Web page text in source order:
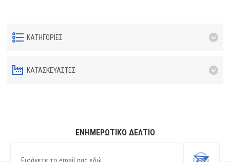
ΚΑΤΗΓΟΡΊΕΣ
ΚΑΤΑΣΚΕΥΑΣΤΈΣ
ΕΝΗΜΕΡΩΤΙΚΌ ΔΕΛΤΊΟ